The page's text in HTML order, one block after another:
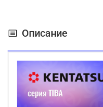
Описание